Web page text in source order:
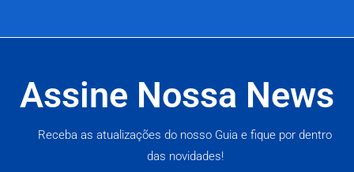
Assine Nossa News
Receba as atualizações do nosso Guia e fique por dentro
das novidades!